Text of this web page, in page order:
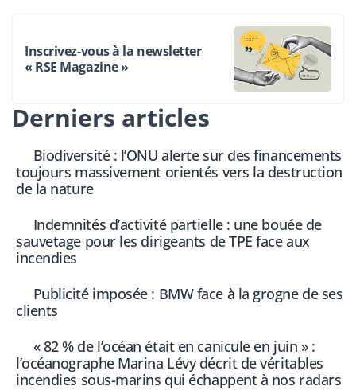
Inscrivez-vous à la newsletter
« RSE Magazine »
Derniers articles
Biodiversité : l’ONU alerte sur des financements
toujours massivement orientés vers la destruction
de la nature
Indemnités d’activité partielle : une bouée de
sauvetage pour les dirigeants de TPE face aux
incendies
Publicité imposée : BMW face à la grogne de ses
clients
« 82 % de l’océan était en canicule en juin » :
l’océanographe Marina Lévy décrit de véritables
incendies sous-marins qui échappent à nos radars